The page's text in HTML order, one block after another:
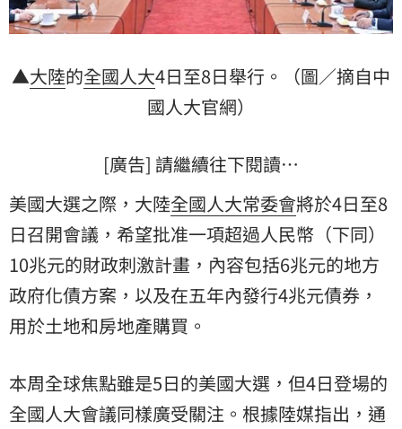
▲大陸的全國人大4日至8日舉行。（圖／摘自中
國人大官網）
[廣告] 請繼續往下閱讀…
美國大選之際，大陸全國人大常委會將於4日至8
日召開會議，希望批准一項超過人民幣（下同）
10兆元的財政刺激計畫，內容包括6兆元的地方
政府化債方案，以及在五年內發行4兆元債券，
用於土地和房地產購買。
本周全球焦點雖是5日的美國大選，但4日登場的
全國人大會議同樣廣受關注。根據陸媒指出，通